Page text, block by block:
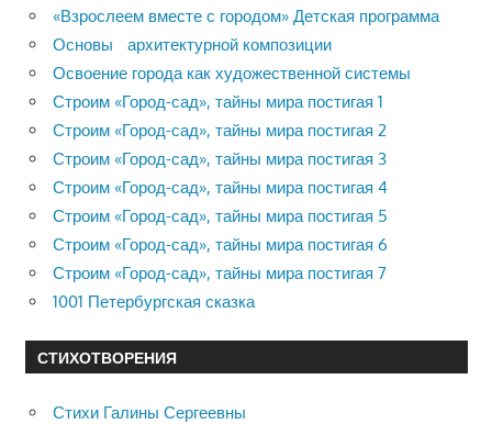
«Взрослеем вместе с городом» Детская программа
Основы архитектурной композиции
Освоение города как художественной системы
Строим «Город-сад», тайны мира постигая 1
Строим «Город-сад», тайны мира постигая 2
Строим «Город-сад», тайны мира постигая 3
Строим «Город-сад», тайны мира постигая 4
Строим «Город-сад», тайны мира постигая 5
Строим «Город-сад», тайны мира постигая 6
Строим «Город-сад», тайны мира постигая 7
1001 Петербургская сказка
СТИХОТВОРЕНИЯ
Стихи Галины Сергеевны